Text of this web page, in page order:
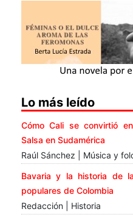
Lo más leído
Cómo Cali se convirtió
Salsa en Sudamérica
Raúl Sánchez | Música y
Bavaria y la historia de
populares de Colombia
Redacción | Historia